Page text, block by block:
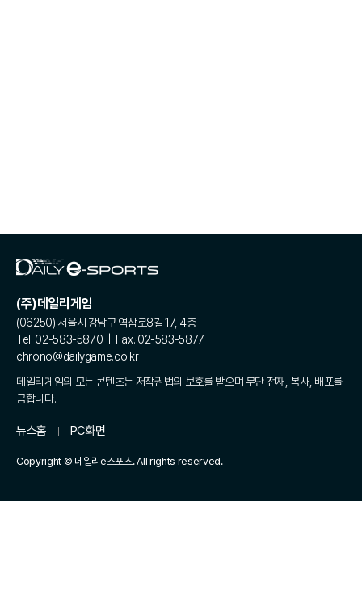
(주)데일리게임
(06250) 서울시 강남구 역삼로8길 17, 4층
Tel. 02-583-5870 | Fax. 02-583-5877
chrono@dailygame.co.kr
데일리게임의 모든 콘텐츠는 저작권법의 보호를 받으며 무단 전재, 복사, 배포를
금합니다.
뉴스홈 PC화면
Copyright © 데일리e스포츠. All rights reserved.